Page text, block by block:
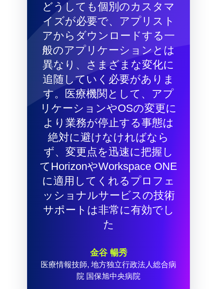
どうしても個別のカスタマ
イズが必要で、アプリスト
アからダウンロードする一
般のアプリケーションとは
異なり、さまざまな変化に
追随していく必要がありま
す。医療機関として、アプ
リケーションやOSの変更に
より業務が停止する事態は
絶対に避けなければなら
ず、変更点を迅速に把握し
てHorizonやWorkspace ONE
に適用してくれるプロフェ
ッショナルサービスの技術
サポートは非常に有効でし
た
金谷 暢秀
医療情報技師, 地方独立行政法人総合病
院 国保旭中央病院